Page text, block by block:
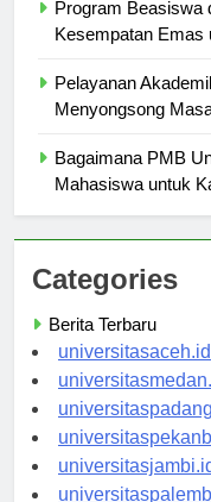
Program Beasiswa
Pelayanan
Bagaimana PMB
Categories
Berita Terbaru
universitasaceh.id